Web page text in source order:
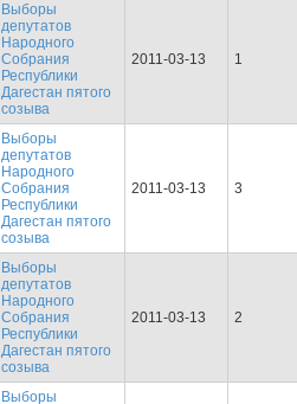
Выборы
депутатов
Народного
Собрания
Республики
Дагестан пятого
созыва
2011-03-13 1
Выборы
депутатов
Народного
Собрания
Республики
Дагестан пятого
созыва
2011-03-13 3
Выборы
депутатов
Народного
Собрания
Республики
Дагестан пятого
созыва
2011-03-13 2
Выборы